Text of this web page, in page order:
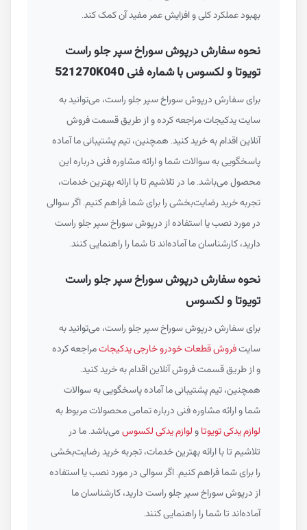
بهبود عملکرد کلی و افزایش عمر مفید آن کمک کند.
نحوه سفارش درپوش سوراخ سپر جلو راست
تویوتا و لکسوس با شماره فنی 521270K040
برای سفارش درپوش سوراخ سپر جلو راست، می‌توانید به
سایت یدکیجات مراجعه کرده و از طریق قسمت فروش
آنلاین اقدام به خرید کنید. همچنین، تیم پشتیبانی ما آماده
پاسخگویی به سوالات شما و ارائه مشاوره فنی درباره این
محصول می‌باشد. ما در تلاشیم تا با ارائه بهترین خدمات،
تجربه خرید رضایت‌بخشی را برای شما فراهم کنیم. اگر سوالی
در مورد نصب یا استفاده از درپوش سوراخ سپر جلو راست
دارید، کارشناسان ما آماده‌اند تا شما را راهنمایی کنند.
نحوه سفارش درپوش سوراخ سپر جلو راست
تویوتا و لکسوس
برای سفارش درپوش سوراخ سپر جلو راست، می‌توانید به
سایتفروش قطعات خودرو خارجی یدکیجاتمراجعه کرده
و از طریق قسمت فروش آنلاین اقدام به خرید کنید.
همچنین، تیم پشتیبانی ما آماده پاسخگویی به سوالات
شما و ارائه مشاوره فنی درباره تمامی محصولات مربوط به
لوازم یدکی تویوتاولوازم یدکی لکسوسمی‌باشد. ما در
تلاشیم تا با ارائه بهترین خدمات، تجربه خرید رضایت‌بخشی
را برای شما فراهم کنیم. اگر سوالی در مورد نصب یا استفاده
از درپوش سوراخ سپر جلو راست دارید، کارشناسان ما
آماده‌اند تا شما را راهنمایی کنند.